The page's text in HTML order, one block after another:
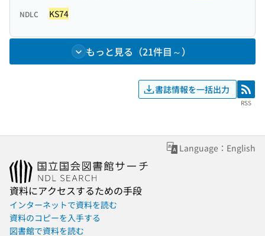
NDLC KS74
もっと見る（21件目～）
書誌情報を一括出力 RSS
RSS
Language：English
資料にアクセスするための手段
インターネットで資料を読む
資料のコピーを入手する
図書館で資料を読む